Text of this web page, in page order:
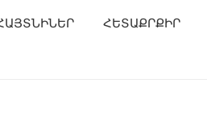
ՀԵՏԱՔՐՔԻՐ